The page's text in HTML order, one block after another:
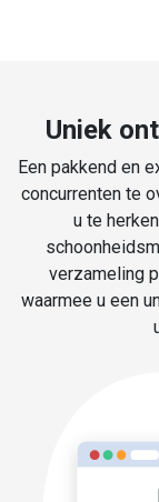
Uniek
Een pakkend en
concurrenten te
u te
verzameling
waarmee u een